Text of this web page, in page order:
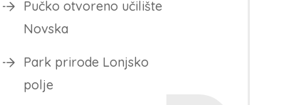
Pučko otvoreno učilište
Novska
Park prirode Lonjsko
polje